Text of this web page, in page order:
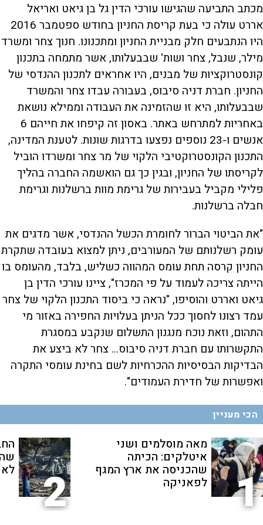
מכתב התביעה שהגישו עורכי הדין גל בן גיאט ואריאל
אררט עולה כי בעת קריסת החניון בחודש ספטמבר 2016
היו הנתבעים חלק מבניית החניון ומתכנונו. חנוך צחר ומשרד
מילר, שנבל, צחר ושות' שבבעלותו, אשר מתמחה בתכנון
קונסטרוקציות של מבנים, היו אחראים לתכנון ההנדסי של
החניון. חברת דניה סיבוס, בעבורה עבדו צחר והמשרד
שבבעלותו, היא זו שהזמינה את העבודה וממילא נושאת
באחריות למתרחש באתר. באסון זה קיפחו את חייהם 6
אנשים ו-23 נוספים נפצעו בדרגות שונות. לטענת המדינה,
התכנון הקונסטרוקטיבי הלקוי של מר צחר ומשרדו הוביל
לקריסתו של החניון, ובגין כך גם הואשמה החברה בהליך
פלילי מקביל בעבירות של גרימת מוות ברשלנות וגרימת
חבלה ברשלנות.
"את הביטוי הברור לחומרת הכשל ההנדסי, אשר מדגים את
עומק רשלנותם של המעורבים, ניתן למצוא בעובדה שתקרת
החניון קרסה תחת עומס המהווה כשליש, בלבד, מהעומס בו
הייתה צריכה לעמוד על פי המכרז", ציינו עורכי הדין בן
גיאט ואררט והוסיפו, "נראה כי ביסוד התכנון הלקוי של צחר
עמד רצונו לחסוך ככל הניתן בעלויות החפירה באזור מי
התהום, וזאת נוכח מנגנון התשלום שנקבע במסגרת
התקשרותו עם חברת דניה סיבוס... צחר לא ביצע את
הבדיקות הבסיסיות ההכרחיות לשם בחינת עומסי התקרה
ואפשרות של חדירת העמודים".
הכי מעניין
1
מאה מוסלמים ושני
איטלקים: הכיתה
שהכניסה את ארץ המגף
לפאניקה 2